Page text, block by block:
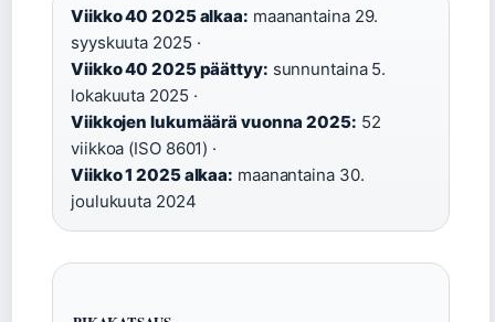
Viikko 40 2025 alkaa: maanantaina 29.
syyskuuta 2025 ·
Viikko 40 2025 päättyy: sunnuntaina 5.
lokakuuta 2025 ·
Viikkojen lukumäärä vuonna 2025: 52
viikkoa (ISO 8601) ·
Viikko 1 2025 alkaa: maanantaina 30.
joulukuuta 2024